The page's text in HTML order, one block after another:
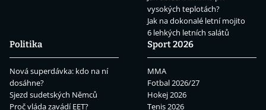
vysokých teplotách?
Jak na dokonalé letní mojito
6 lehkých letních salátů
Politika
Nová superdávka: kdo na ní
dosáhne?
Sjezd sudetských Němců
Proč vláda zavádí EET?
Sport 2026
MMA
Fotbal 2026/27
Hokej 2026
Tenis 2026